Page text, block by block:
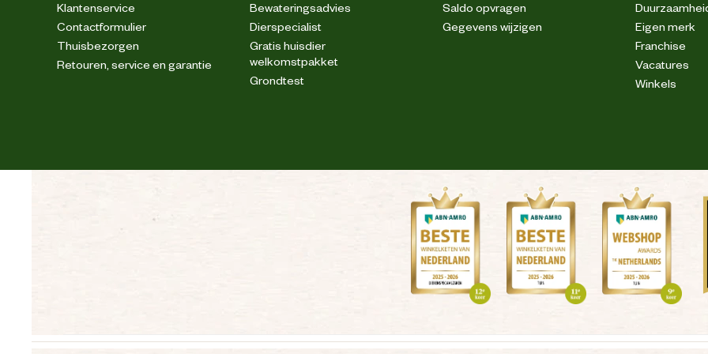
Klantenservice
Contactformulier
Thuisbezorgen
Retouren, service en garantie
Bewateringsadvies
Dierspecialist
Gratis huisdier
welkomstpakket
Grondtest
Saldo opvragen
Gegevens wijzigen
Eigen merk
Franchise
Vacatures
Winkels